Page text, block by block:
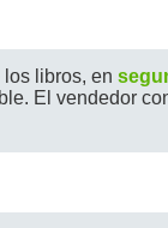
libros, en
El vendedor